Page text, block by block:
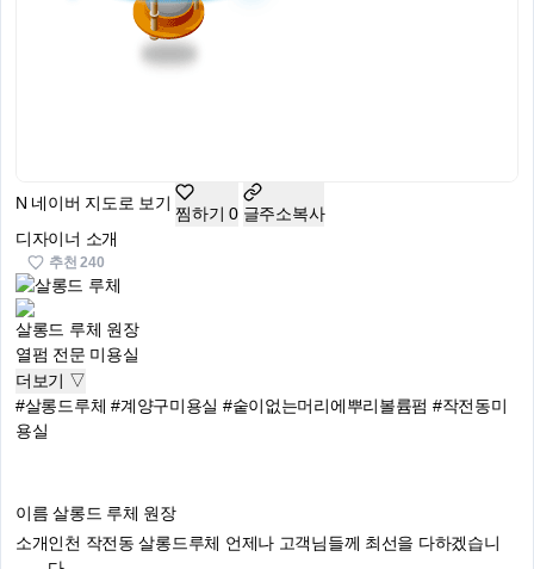
N 네이버 지도로 보기
찜하기 0 글주소복사
디자이너 소개
추천240
살롱드 루체 원장
열펌 전문 미용실
더보기 ▽
#살롱드루체 #계양구미용실 #숱이없는머리에뿌리볼륨펌 #작전동미
용실
이름 살롱드 루체 원장
소개인천 작전동 살롱드루체 언제나 고객님들께 최선을 다하겠습니